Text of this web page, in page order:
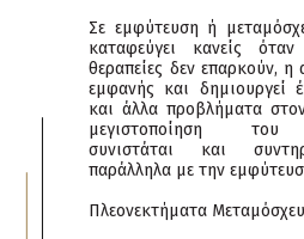
Σε εμφύτευση ή
καταφεύγει κανείς
θεραπείες δεν επαρκούν, η
εμφανής και δημιουργεί
και άλλα προβλήματα
μεγιστοποίηση του
συνιστάται και
παράλληλα με την
Πλεονεκτήματα